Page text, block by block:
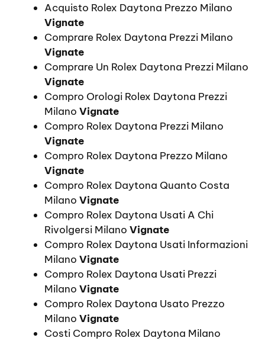
Acquisto Rolex Daytona Prezzo Milano
Vignate
Comprare Rolex Daytona Prezzi Milano
Vignate
Comprare Un Rolex Daytona Prezzi Milano
Vignate
Compro Orologi Rolex Daytona Prezzi
Milano Vignate
Compro Rolex Daytona Prezzi Milano
Vignate
Compro Rolex Daytona Prezzo Milano
Vignate
Compro Rolex Daytona Quanto Costa
Milano Vignate
Compro Rolex Daytona Usati A Chi
Rivolgersi Milano Vignate
Compro Rolex Daytona Usati Informazioni
Milano Vignate
Compro Rolex Daytona Usati Prezzi
Milano Vignate
Compro Rolex Daytona Usato Prezzo
Milano Vignate
Costi Compro Rolex Daytona Milano